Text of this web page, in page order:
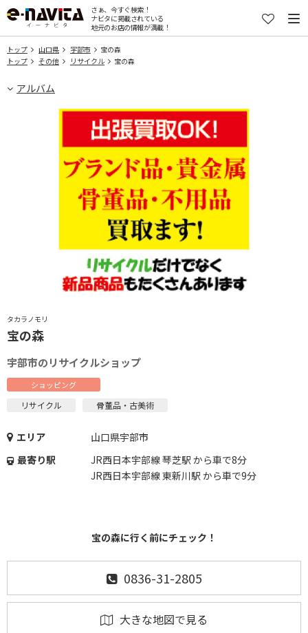
さぁ、今すぐ検索！
ナビタに掲載されている
地元のお店の情報が満載！
トップ 山口県 宇部市
宝の森
トップ
その他 リサイクル 宝の森
アルバム
タカラノモリ
宝の森
宇部市のリサイクルショップ
ショッピング
リサイクル 骨董品・古美術
エリア
山口県宇部市
最寄り駅
JR西日本宇部線 琴芝駅 から車で8分
JR西日本宇部線 東新川駅 から車で9分
宝の森に行く前にチェック！
0836-31-2805
大きな地図で見る